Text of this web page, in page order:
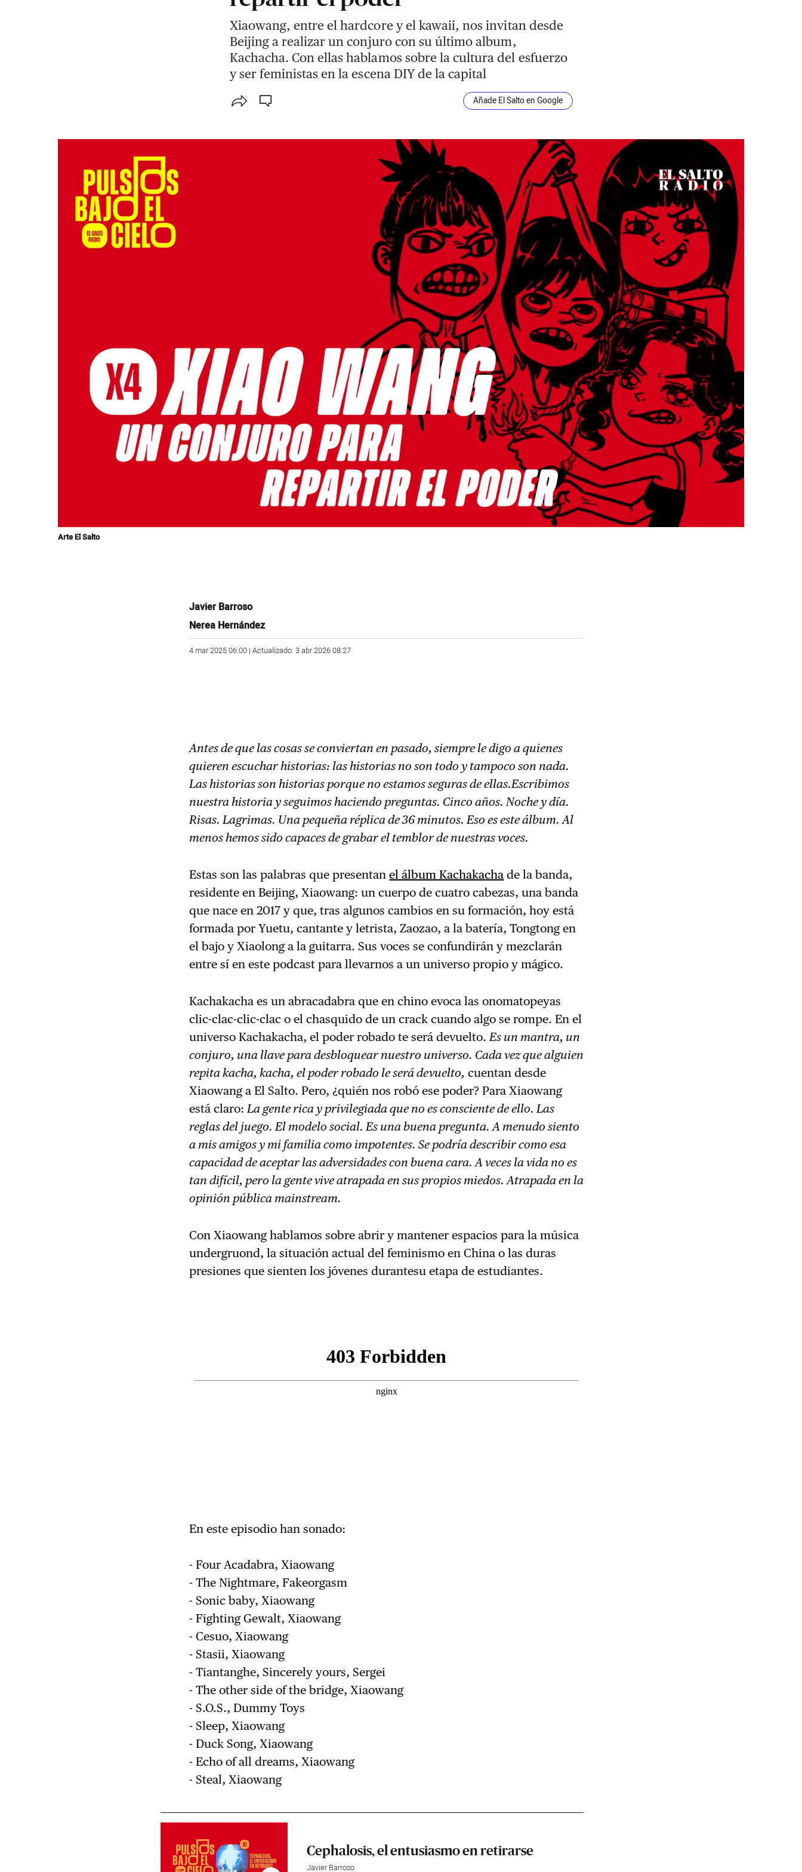
Xiaowang, entre el hardcore y el kawaii, nos invitan desde
Beijing a realizar un conjuro con su último album,
Kachacha. Con ellas hablamos sobre la cultura del esfuerzo
y ser feministas en la escena DIY de la capital
Añade El Salto en Google
Arte El Salto
Javier Barroso
Nerea Hernández
4 mar 2025 06:00 | Actualizado: 3 abr 2026 08:27
Antes de que las cosas se conviertan en pasado, siempre le digo a quienes
quieren escuchar historias: las historias no son todo y tampoco son nada.
Las historias son historias porque no estamos seguras de ellas.Escribimos
nuestra historia y seguimos haciendo preguntas. Cinco años. Noche y día.
Risas. Lagrimas. Una pequeña réplica de 36 minutos. Eso es este álbum. Al
menos hemos sido capaces de grabar el temblor de nuestras voces.
Estas son las palabras que presentanel álbum Kachakacha de la banda,
residente en Beijing, Xiaowang: un cuerpo de cuatro cabezas, una banda
que nace en 2017 y que, tras algunos cambios en su formación, hoy está
formada por Yuetu, cantante y letrista, Zaozao, a la batería, Tongtong en
el bajo y Xiaolong a la guitarra. Sus voces se confundirán y mezclarán
entre sí en este podcast para llevarnos a un universo propio y mágico.
Kachakacha es un abracadabra que en chino evoca las onomatopeyas
clic-clac-clic-clac o el chasquido de un crack cuando algo se rompe. En el
universo Kachakacha, el poder robado te será devuelto. Es un mantra, un
conjuro, una llave para desbloquear nuestro universo. Cada vez que alguien
repita kacha, kacha, el poder robado le será devuelto, cuentan desde
Xiaowang a El Salto. Pero, ¿quién nos robó ese poder? Para Xiaowang
está claro: La gente rica y privilegiada que no es consciente de ello. Las
reglas del juego. El modelo social. Es una buena pregunta. A menudo siento
a mis amigos y mi familia como impotentes. Se podría describir como esa
capacidad de aceptar las adversidades con buena cara. A veces la vida no es
tan difícil, pero la gente vive atrapada en sus propios miedos. Atrapada en la
opinión pública mainstream.
Con Xiaowang hablamos sobre abrir y mantener espacios para la música
undergruond, la situación actual del feminismo en China o las duras
presiones que sienten los jóvenes durantesu etapa de estudiantes.
En este episodio han sonado:
- Four Acadabra, Xiaowang
- The Nightmare, Fakeorgasm
- Sonic baby, Xiaowang
- Fighting Gewalt, Xiaowang
- Cesuo, Xiaowang
- Stasii, Xiaowang
- Tiantanghe, Sincerely yours, Sergei
- The other side of the bridge, Xiaowang
- S.O.S., Dummy Toys
- Sleep, Xiaowang
- Duck Song, Xiaowang
- Echo of all dreams, Xiaowang
- Steal, Xiaowang
Cephalosis, el entusiasmo en retirarse
Javier Barroso